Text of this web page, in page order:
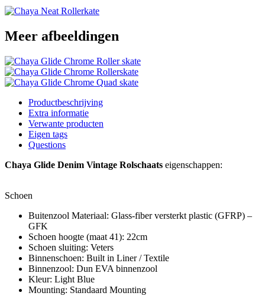
Meer afbeeldingen
Productbeschrijving
Extra informatie
Verwante producten
Eigen tags
Questions
Chaya Glide Denim Vintage Rolschaats eigenschappen:
Schoen
Buitenzool Materiaal: Glass-fiber versterkt plastic (GFRP) –
GFK
Schoen hoogte (maat 41): 22cm
Schoen sluiting: Veters
Binnenschoen: Built in Liner / Textile
Binnenzool: Dun EVA binnenzool
Kleur: Light Blue
Mounting: Standaard Mounting